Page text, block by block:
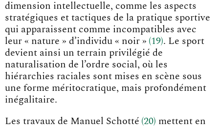
dimension intellectuelle, comme les aspects
stratégiques et tactiques de la pratique sportive
qui apparaissent comme incompatibles avec
leur « nature » d’individu « noir » 19 . Le sport
devient ainsi un terrain privilégié de
naturalisation de l’ordre social, où les
hiérarchies raciales sont mises en scène sous
une forme méritocratique, mais profondément
inégalitaire.
Les travaux de Manuel Schotté 20 mettent en